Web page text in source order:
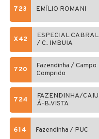
723 EMÍLIO ROMANI
X42
ESPECIAL CABRAL
/ C. IMBUIA
720
Fazendinha / Campo
Comprido
724
FAZENDINHA/CAIU
Á-B.VISTA
614 Fazendinha / PUC